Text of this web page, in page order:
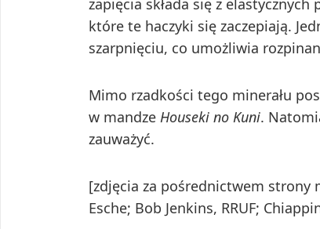
zapięcia składa się z
które te haczyki się zaczepiają.
szarpnięciu, co umożliwia
Mimo rzadkości tego minerału
w mandze Houseki no Kuni.
zauważyć.
[zdjęcia za pośrednictwem strony
Esche; Bob Jenkins, RRUF;